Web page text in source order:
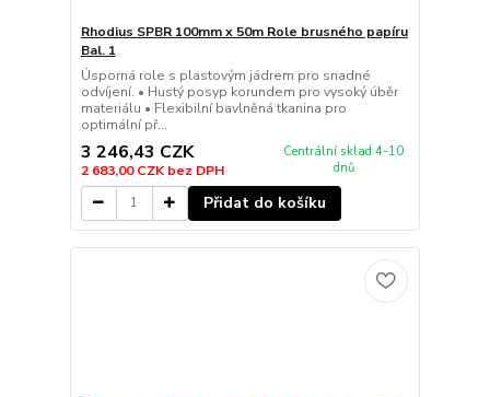
Rhodius SPBR 100mm x 50m Role brusného papíru
Bal. 1
Úsporná role s plastovým jádrem pro snadné
odvíjení. • Hustý posyp korundem pro vysoký úběr
materiálu • Flexibilní bavlněná tkanina pro
optimální př...
3 246,43 CZK
2 683,00 CZKbez DPH
Centrální sklad 4-10
dnů
Přidat do košíku